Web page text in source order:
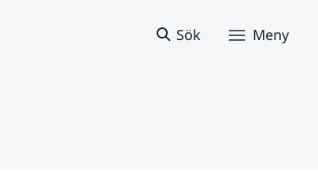
Sök Meny